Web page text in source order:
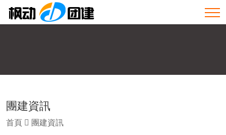
團建資訊
首頁 團建資訊